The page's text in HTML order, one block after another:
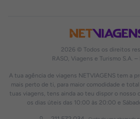
2026 © Todos os direitos
RASO, Viagens e Turismo S.A. –
A tua agência de viagens NETVIAGENS tem a
mais perto de ti, para maior comodidade e
tuas viagens, tens ainda ao teu dispor o nosso
os dias úteis das 10:00 às 20:00 e